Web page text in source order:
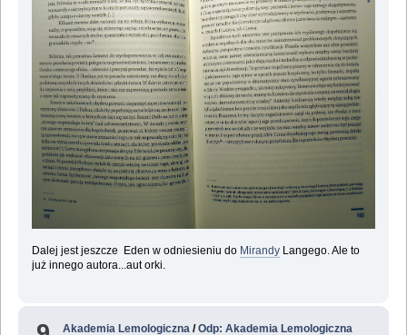
Dalej jest jeszcze Eden w odniesieniu do MirandyLangego. Ale to
już innego autora...aut orki.
Akademia Lemologiczna /Odp: Akademia Lemologiczna